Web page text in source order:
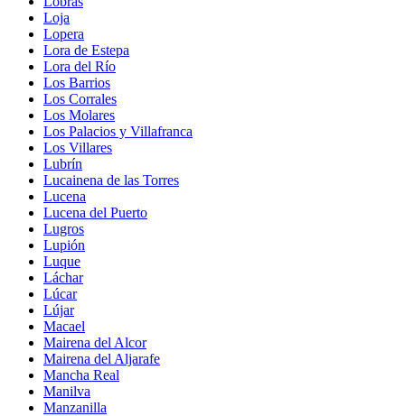
Loja
Lopera
Lora de Estepa
Lora del Río
Los Barrios
Los Corrales
Los Molares
Los Palacios y Villafranca
Los Villares
Lubrín
Lucainena de las Torres
Lucena
Lucena del Puerto
Lugros
Lupión
Luque
Láchar
Lúcar
Lújar
Macael
Mairena del Alcor
Mairena del Aljarafe
Mancha Real
Manilva
Manzanilla